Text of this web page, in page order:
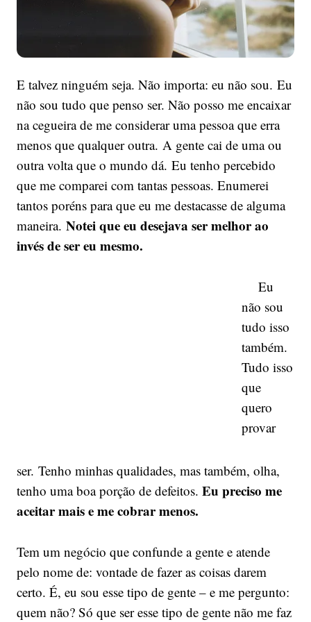
E talvez ninguém seja. Não importa: eu não sou. Eu
não sou tudo que penso ser. Não posso me encaixar
na cegueira de me considerar uma pessoa que erra
menos que qualquer outra. A gente cai de uma ou
outra volta que o mundo dá. Eu tenho percebido
que me comparei com tantas pessoas. Enumerei
tantos poréns para que eu me destacasse de alguma
maneira. Notei que eu desejava ser melhor ao
invés de ser eu mesmo.
Eu
não sou
tudo isso
também.
Tudo isso
que
quero
provar
ser. Tenho minhas qualidades, mas também, olha,
tenho uma boa porção de defeitos. Eu preciso me
aceitar mais e me cobrar menos.
Tem um negócio que confunde a gente e atende
pelo nome de: vontade de fazer as coisas darem
certo. É, eu sou esse tipo de gente – e me pergunto:
quem não? Só que ser esse tipo de gente não me faz